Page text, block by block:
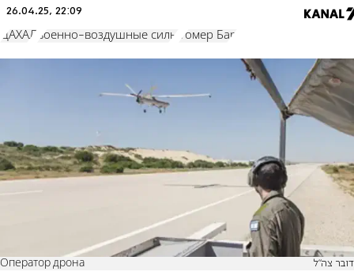
26.04.25, 22:09
ЦАХАЛ военно-воздушные силы Томер Бар
Оператор дрона דובר צה"ל